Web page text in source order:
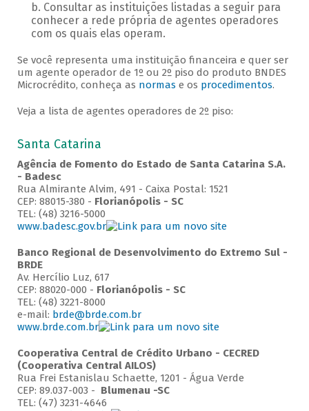
Consultar as instituições listadas a seguir para
conhecer a rede própria de agentes operadores
com os quais elas operam.
Se você representa uma instituição financeira e quer ser
um agente operador de 1º ou 2º piso do produto BNDES
Microcrédito, conheça as normas e os procedimentos.
Veja a lista de agentes operadores de 2º piso:
Santa Catarina
Agência de Fomento do Estado de Santa Catarina S.A.
- Badesc
Rua Almirante Alvim, 491 - Caixa Postal: 1521
CEP: 88015-380 - Florianópolis - SC
TEL: (48) 3216-5000
www.badesc.gov.br
Banco Regional de Desenvolvimento do Extremo Sul -
BRDE
Av. Hercílio Luz, 617
CEP: 88020-000 - Florianópolis - SC
TEL: (48) 3221-8000
e-mail: brde@brde.com.br
www.brde.com.br
Cooperativa Central de Crédito Urbano - CECRED
(Cooperativa Central AILOS)
Rua Frei Estanislau Schaette, 1201 - Água Verde
CEP: 89.037-003 - Blumenau -SC
TEL: (47) 3231-4646